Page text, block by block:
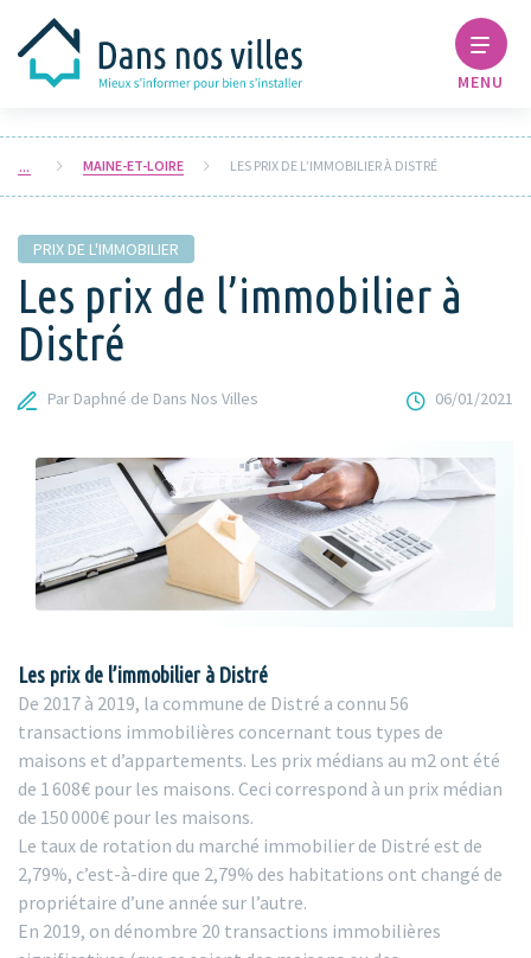
MENU
MAINE-ET-LOIRE LES PRIX DE L’IMMOBILIER À DISTRÉ
PRIX DE L'IMMOBILIER
Les prix de l’immobilier à
Distré
Par Daphné de Dans Nos Villes 06/01/2021
Les prix de l’immobilier à Distré
De 2017 à 2019, la commune de Distré a connu 56
transactions immobilières concernant tous types de
maisons et d’appartements. Les prix médians au m2 ont été
de 1 608€ pour les maisons. Ceci correspond à un prix médian
de 150 000€ pour les maisons.
Le taux de rotation du marché immobilier de Distré est de
2,79%, c’est-à-dire que 2,79% des habitations ont changé de
propriétaire d’une année sur l’autre.
En 2019, on dénombre 20 transactions immobilières